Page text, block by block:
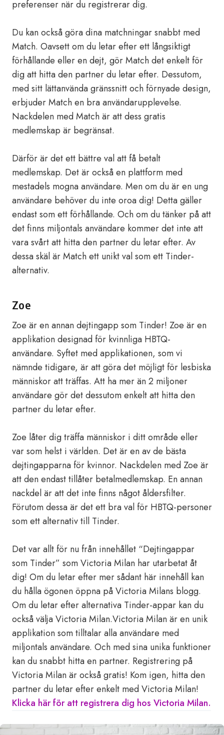
preferenser när du registrerar dig.
Du kan också göra dina matchningar snabbt med
Match. Oavsett om du letar efter ett långsiktigt
förhållande eller en dejt, gör Match det enkelt för
dig att hitta den partner du letar efter. Dessutom,
med sitt lättanvända gränssnitt och förnyade design,
erbjuder Match en bra användarupplevelse.
Nackdelen med Match är att dess gratis
medlemskap är begränsat.
Därför är det ett bättre val att få betalt
medlemskap. Det är också en plattform med
mestadels mogna användare. Men om du är en ung
användare behöver du inte oroa dig! Detta gäller
endast som ett förhållande. Och om du tänker på att
det finns miljontals användare kommer det inte att
vara svårt att hitta den partner du letar efter. Av
dessa skäl är Match ett unikt val som ett Tinder-
alternativ.
Zoe
Zoe är en annan dejtingapp som Tinder! Zoe är en
applikation designad för kvinnliga HBTQ-
användare. Syftet med applikationen, som vi
nämnde tidigare, är att göra det möjligt för lesbiska
människor att träffas. Att ha mer än 2 miljoner
användare gör det dessutom enkelt att hitta den
partner du letar efter.
Zoe låter dig träffa människor i ditt område eller
var som helst i världen. Det är en av de bästa
dejtingapparna för kvinnor. Nackdelen med Zoe är
att den endast tillåter betalmedlemskap. En annan
nackdel är att det inte finns något åldersfilter.
Förutom dessa är det ett bra val för HBTQ-personer
som ett alternativ till Tinder.
Det var allt för nu från innehållet “Dejtingappar
som Tinder” som Victoria Milan har utarbetat åt
dig! Om du letar efter mer sådant här innehåll kan
du hålla ögonen öppna på Victoria Milans blogg.
Om du letar efter alternativa Tinder-appar kan du
också välja Victoria Milan.Victoria Milan är en unik
applikation som tilltalar alla användare med
miljontals användare. Och med sina unika funktioner
kan du snabbt hitta en partner. Registrering på
Victoria Milan är också gratis! Kom igen, hitta den
partner du letar efter enkelt med Victoria Milan!
Klicka här för att registrera dig hos Victoria Milan.